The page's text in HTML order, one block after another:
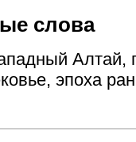
слова
Алтай,
эпоха